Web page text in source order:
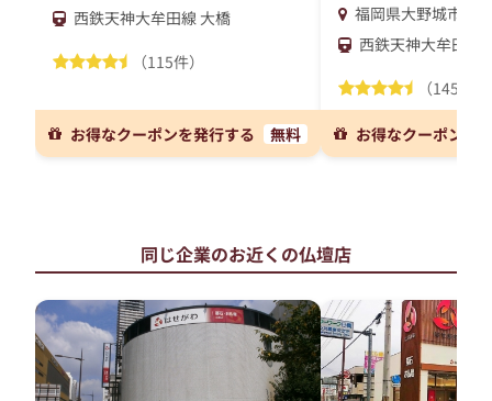
西鉄天神大牟田線 大橋
（115件）
お得なクーポンを発行する 無料
福岡県大野城市御
西鉄天神大牟田線
（145件）
お得なクーポンを
同じ企業のお近くの仏壇店